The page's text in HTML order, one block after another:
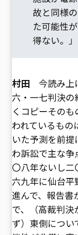
故と同様
た可能性
得ない。」
村田今読み上
六・一七判決の
くコピーその
われているもの
いた予測を前
わ訴訟で主な争
〇八年ないし二
六九年に仙台
進んで、報告書
で、（高裁判
ず）東側につい